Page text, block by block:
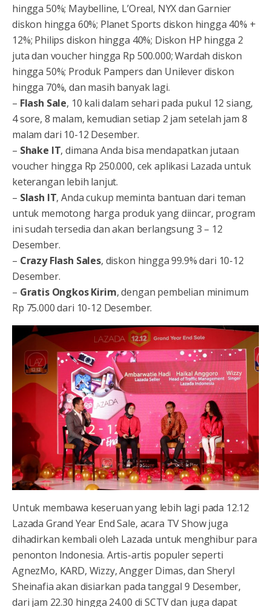
hingga 50%; Maybelline, L’Oreal, NYX dan Garnier
diskon hingga 60%; Planet Sports diskon hingga 40% +
12%; Philips diskon hingga 40%; Diskon HP hingga 2
juta dan voucher hingga Rp 500.000; Wardah diskon
hingga 50%; Produk Pampers dan Unilever diskon
hingga 70%, dan masih banyak lagi.
– Flash Sale, 10 kali dalam sehari pada pukul 12 siang,
4 sore, 8 malam, kemudian setiap 2 jam setelah jam 8
malam dari 10-12 Desember.
– Shake IT, dimana Anda bisa mendapatkan jutaan
voucher hingga Rp 250.000, cek aplikasi Lazada untuk
keterangan lebih lanjut.
– Slash IT, Anda cukup meminta bantuan dari teman
untuk memotong harga produk yang diincar, program
ini sudah tersedia dan akan berlangsung 3 – 12
Desember.
– Crazy Flash Sales, diskon hingga 99.9% dari 10-12
Desember.
– Gratis Ongkos Kirim, dengan pembelian minimum
Rp 75.000 dari 10-12 Desember.
Untuk membawa keseruan yang lebih lagi pada 12.12
Lazada Grand Year End Sale, acara TV Show juga
dihadirkan kembali oleh Lazada untuk menghibur para
penonton Indonesia. Artis-artis populer seperti
AgnezMo, KARD, Wizzy, Angger Dimas, dan Sheryl
Sheinafia akan disiarkan pada tanggal 9 Desember,
dari jam 22.30 hingga 24.00 di SCTV dan juga dapat